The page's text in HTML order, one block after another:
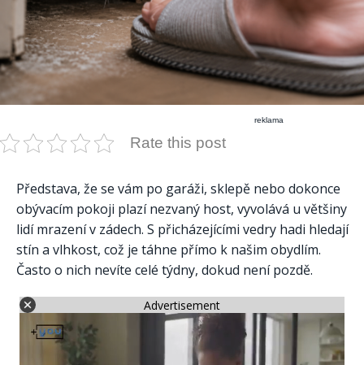
reklama
Rate this post
Představa, že se vám po garáži, sklepě nebo dokonce
obývacím pokoji plazí nezvaný host, vyvolává u většiny
lidí mrazení v zádech. S přicházejícími vedry hadi hledají
stín a vlhkost, což je táhne přímo k našim obydlím.
Často o nich nevíte celé týdny, dokud není pozdě.
Advertisement